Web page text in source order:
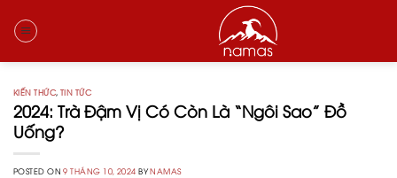
content
KIẾN THỨC, TIN TỨC
2024: Trà Đậm Vị Có Còn Là “Ngôi Sao” Đồ
Uống?
POSTED ON9 THÁNG 10, 2024 BYNAMAS